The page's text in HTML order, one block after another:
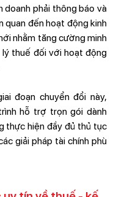
doanh phải thông báo và
quan đến hoạt động kinh
nhằm tăng cường minh
lý thuế đối với hoạt động
đoạn chuyển đổi này,
hỗ trợ trọn gói dành
thực hiện đầy đủ thủ tục
giải pháp tài chính phù